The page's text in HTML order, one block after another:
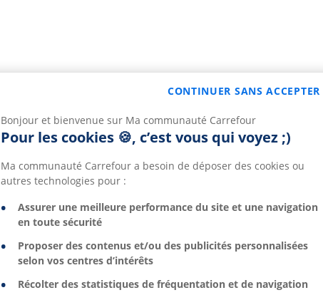
Bonjour et bienvenue sur Ma communauté Carrefour
Pour les cookies 🍪, c’est vous qui voyez ;)
Ma communauté Carrefour a besoin de déposer des cookies ou
autres technologies pour :
Assurer une meilleure performance du site et une navigation
en toute sécurité
Proposer des contenus et/ou des publicités personnalisées
selon vos centres d’intérêts
Récolter des statistiques de fréquentation et de navigation
CONTINUER SANS ACCEPTER